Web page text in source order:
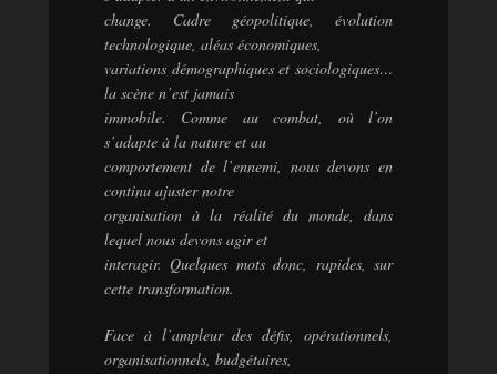
change. Cadre géopolitique, évolution
technologique, aléas économiques,
variations démographiques et sociologiques…
la scène n’est jamais
immobile. Comme au combat, où l’on
s’adapte à la nature et au
comportement de l’ennemi, nous devons en
continu ajuster notre
organisation à la réalité du monde, dans
lequel nous devons agir et
interagir. Quelques mots donc, rapides, sur
cette transformation.
Face à l’ampleur des défis, opérationnels,
organisationnels, budgétaires,